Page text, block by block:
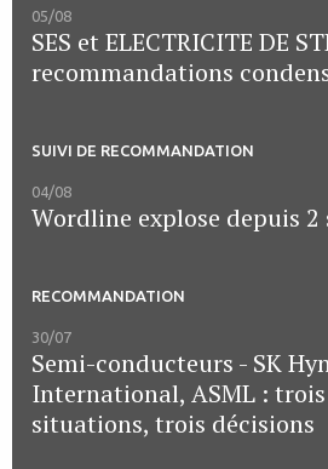
05/08
SES et ELECTRICITE DE
recommandations
SUIVI DE RECOMMANDATION
04/08
Wordline explose depuis 2
RECOMMANDATION
30/07
Semi-conducteurs - SK
International, ASML :
situations, trois décisions